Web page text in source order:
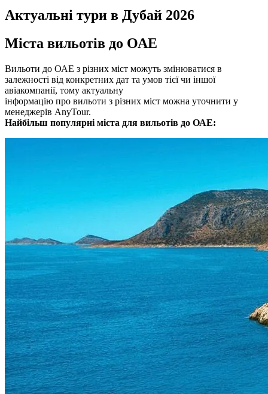
Актуальні тури в Дубай 2026
Міста вильотів до ОАЕ
Вильоти до ОАЕ з різних міст можуть змінюватися в
залежності від конкретних дат та умов тієї чи іншої
авіакомпанії, тому актуальну
інформацію про вильоти з різних міст можна уточнити у
менеджерів AnyTour.
Найбільш популярні міста для вильотів до ОАЕ: